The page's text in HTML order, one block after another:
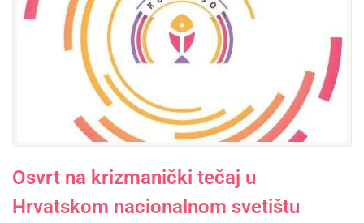
Osvrt na krizmanički tečaj u
Hrvatskom nacionalnom svetištu